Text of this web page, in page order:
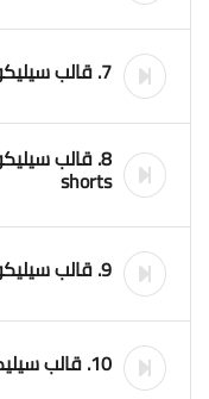
7. قالب سيليكون طفاية ريزن قلب shorts
8. قالب
shorts
9. قالب سيليكون حلقان ايبوكسي shorts
10. قالب سيليكون حلقان ريزن shorts